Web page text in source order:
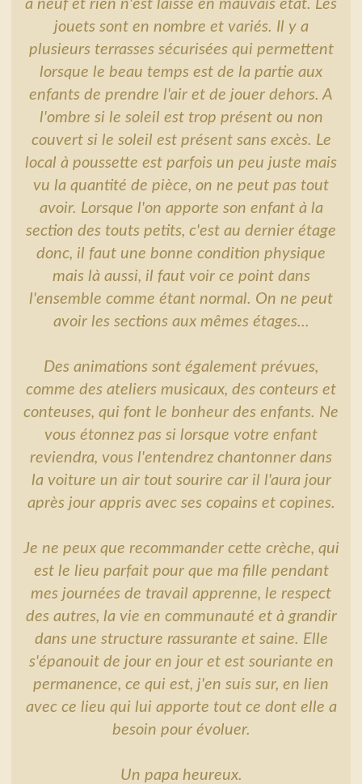
à neuf et rien n'est laissé en mauvais état. Les
jouets sont en nombre et variés. Il y a
plusieurs terrasses sécurisées qui permettent
lorsque le beau temps est de la partie aux
enfants de prendre l'air et de jouer dehors. A
l'ombre si le soleil est trop présent ou non
couvert si le soleil est présent sans excès. Le
local à poussette est parfois un peu juste mais
vu la quantité de pièce, on ne peut pas tout
avoir. Lorsque l'on apporte son enfant à la
section des touts petits, c'est au dernier étage
donc, il faut une bonne condition physique
mais là aussi, il faut voir ce point dans
l'ensemble comme étant normal. On ne peut
avoir les sections aux mêmes étages...
Des animations sont également prévues,
comme des ateliers musicaux, des conteurs et
conteuses, qui font le bonheur des enfants. Ne
vous étonnez pas si lorsque votre enfant
reviendra, vous l'entendrez chantonner dans
la voiture un air tout sourire car il l'aura jour
après jour appris avec ses copains et copines.
Je ne peux que recommander cette crèche, qui
est le lieu parfait pour que ma fille pendant
mes journées de travail apprenne, le respect
des autres, la vie en communauté et à grandir
dans une structure rassurante et saine. Elle
s'épanouit de jour en jour et est souriante en
permanence, ce qui est, j'en suis sur, en lien
avec ce lieu qui lui apporte tout ce dont elle a
besoin pour évoluer.
Un papa heureux.